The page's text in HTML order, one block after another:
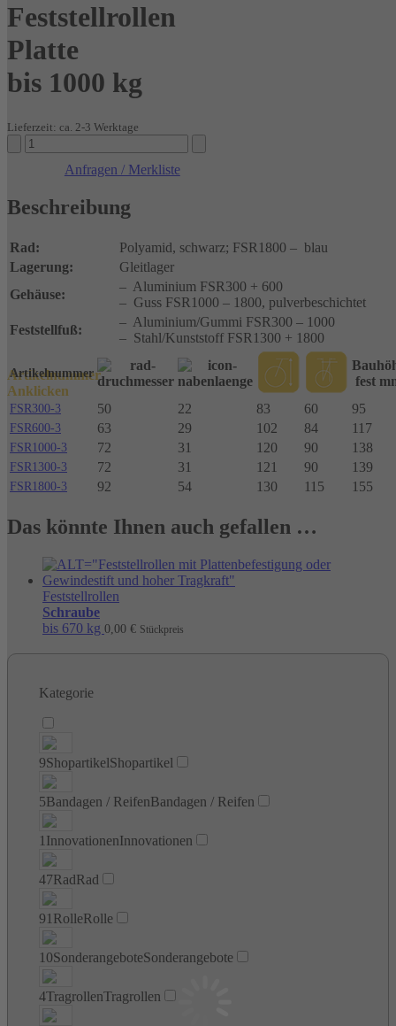
Feststellrollen
Platte
bis 1000 kg
Lieferzeit: ca. 2-3 Werktage
Feststellrollen
Platte
kg
Anfragen / Merkliste
Beschreibung
Rad:
Polyamid, schwarz; FSR1800 – blau
Lagerung:
Gleitlager
Gehäuse:
– Aluminium FSR300 + 600
– Guss FSR1000 – 1800, pulverbeschichtet
Feststellfuß:
– Aluminium/Gummi FSR300 – 1000
– Stahl/Kunststoff FSR1300 + 1800
Artikelnummer
Anklicken
Artikelnummer
fest
FSR300-3 50 22 83 60 95
FSR600-3 63 29 102 84 117
FSR1000-3 72 31 120 90 138
FSR1300-3 72 31 121 90 139
FSR1800-3 92 54 130 115 155
Das könnte Ihnen auch gefallen …
Feststellrollen
Schraube
bis 670 kg 0,00 € Stückpreis
Kategorie
9ShopartikelShopartikel
5Bandagen / ReifenBandagen / Reifen
1 InnovationenInnovationen
47RadRad
91 RolleRolle
10SonderangeboteSonderangebote
4TragrollenTragrollen